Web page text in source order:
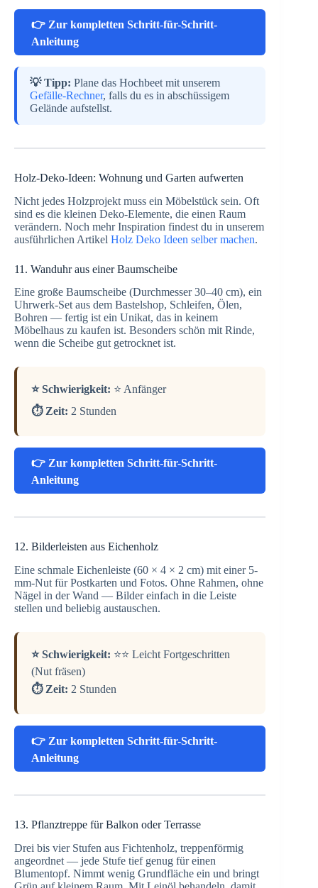
👉 Zur kompletten Schritt-für-Schritt-
Anleitung
💡 Tipp: Plane das Hochbeet mit unserem
Gefälle-Rechner, falls du es in abschüssigem
Gelände aufstellst.
Holz-Deko-Ideen: Wohnung und Garten aufwerten
Nicht jedes Holzprojekt muss ein Möbelstück sein. Oft
sind es die kleinen Deko-Elemente, die einen Raum
verändern. Noch mehr Inspiration findest du in unserem
ausführlichen Artikel Holz Deko Ideen selber machen.
11. Wanduhr aus einer Baumscheibe
Eine große Baumscheibe (Durchmesser 30–40 cm), ein
Uhrwerk-Set aus dem Bastelshop, Schleifen, Ölen,
Bohren — fertig ist ein Unikat, das in keinem
Möbelhaus zu kaufen ist. Besonders schön mit Rinde,
wenn die Scheibe gut getrocknet ist.
⭐ Schwierigkeit: ⭐ Anfänger
⏱️ Zeit: 2 Stunden
👉 Zur kompletten Schritt-für-Schritt-
Anleitung
12. Bilderleisten aus Eichenholz
Eine schmale Eichenleiste (60 × 4 × 2 cm) mit einer 5-
mm-Nut für Postkarten und Fotos. Ohne Rahmen, ohne
Nägel in der Wand — Bilder einfach in die Leiste
stellen und beliebig austauschen.
⭐ Schwierigkeit: ⭐⭐ Leicht Fortgeschritten
(Nut fräsen)
⏱️ Zeit: 2 Stunden
👉 Zur kompletten Schritt-für-Schritt-
Anleitung
13. Pflanztreppe für Balkon oder Terrasse
Drei bis vier Stufen aus Fichtenholz, treppenförmig
angeordnet — jede Stufe tief genug für einen
Blumentopf. Nimmt wenig Grundfläche ein und bringt